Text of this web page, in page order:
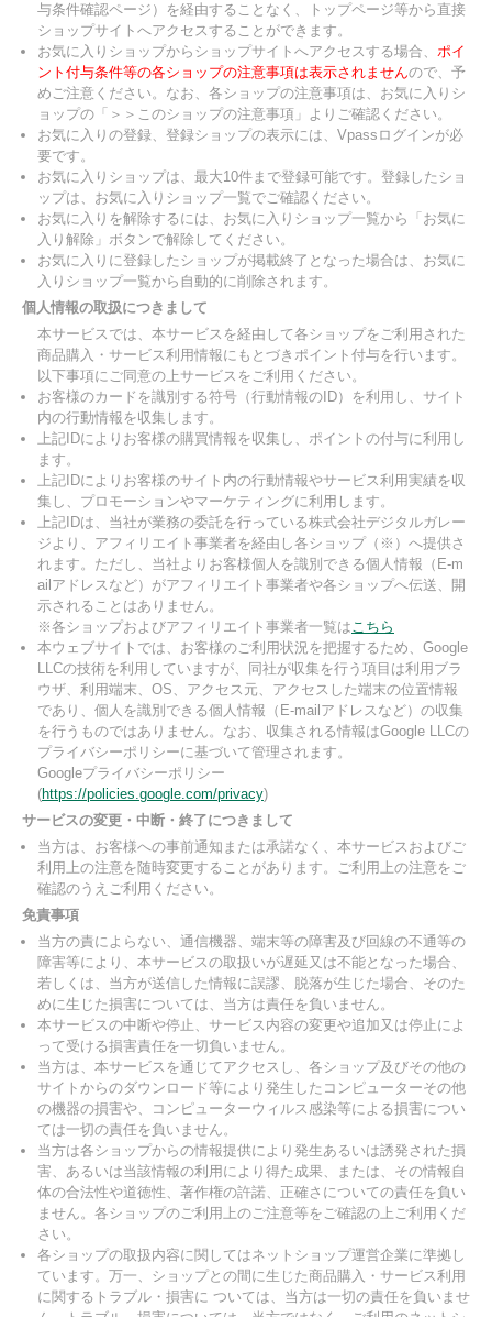
与条件確認ページ）を経由することなく、トップページ等から直接
ショップサイトへアクセスすることができます。
お気に入りショップからショップサイトへアクセスする場合、 ポイ
ント付与条件等の各ショップの注意事項は表示されませんので、予
めご注意ください。なお、各ショップの注意事項は、お気に入りシ
ョップの「＞＞このショップの注意事項」よりご確認ください。
お気に入りの登録、登録ショップの表示には、Vpassログインが必
要です。
お気に入りショップは、最大10件まで登録可能です。登録したショ
ップは、お気に入りショップ一覧でご確認ください。
お気に入りを解除するには、お気に入りショップ一覧から「お気に
入り解除」ボタンで解除してください。
お気に入りに登録したショップが掲載終了となった場合は、お気に
入りショップ一覧から自動的に削除されます。
個人情報の取扱につきまして
本サービスでは、本サービスを経由して各ショップをご利用された
商品購入・サービス利用情報にもとづきポイント付与を行います。
以下事項にご同意の上サービスをご利用ください。
お客様のカードを識別する符号（行動情報のID）を利用し、サイト
内の行動情報を収集します。
上記IDによりお客様の購買情報を収集し、ポイントの付与に利用し
ます。
上記IDによりお客様のサイト内の行動情報やサービス利用実績を収
集し、プロモーションやマーケティングに利用します。
上記IDは、当社が業務の委託を行っている株式会社デジタルガレー
ジより、アフィリエイト事業者を経由し各ショップ（※）へ提供さ
れます。ただし、当社よりお客様個人を識別できる個人情報（E-m
ailアドレスなど）がアフィリエイト事業者や各ショップへ伝送、開
示されることはありません。
※各ショップおよびアフィリエイト事業者一覧はこちら
本ウェブサイトでは、お客様のご利用状況を把握するため、Google
LLCの技術を利用していますが、同社が収集を行う項目は利用ブラ
ウザ、利用端末、OS、アクセス元、アクセスした端末の位置情報
であり、個人を識別できる個人情報（E-mailアドレスなど）の収集
を行うものではありません。なお、収集される情報はGoogle LLCの
プライバシーポリシーに基づいて管理されます。
Googleプライバシーポリシー
(https://policies.google.com/privacy)
サービスの変更・中断・終了につきまして
当方は、お客様への事前通知または承諾なく、本サービスおよびご
利用上の注意を随時変更することがあります。ご利用上の注意をご
確認のうえご利用ください。
免責事項
当方の責によらない、通信機器、端末等の障害及び回線の不通等の
障害等により、本サービスの取扱いが遅延又は不能となった場合、
若しくは、当方が送信した情報に誤謬、脱落が生じた場合、そのた
めに生じた損害については、当方は責任を負いません。
本サービスの中断や停止、サービス内容の変更や追加又は停止によ
って受ける損害責任を一切負いません。
当方は、本サービスを通じてアクセスし、各ショップ及びその他の
サイトからのダウンロード等により発生したコンピューターその他
の機器の損害や、コンピューターウィルス感染等による損害につい
ては一切の責任を負いません。
当方は各ショップからの情報提供により発生あるいは誘発された損
害、あるいは当該情報の利用により得た成果、または、その情報自
体の合法性や道徳性、著作権の許諾、正確さについての責任を負い
ません。各ショップのご利用上のご注意等をご確認の上ご利用くだ
さい。
各ショップの取扱内容に関してはネットショップ運営企業に準拠し
ています。万一、ショップとの間に生じた商品購入・サービス利用
に関するトラブル・損害に ついては、当方は一切の責任を負いませ